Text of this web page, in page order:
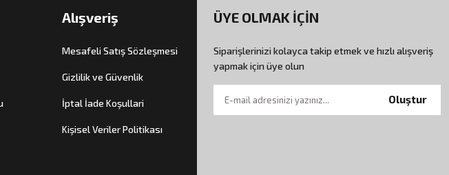
Alışveriş
Mesafeli Satış Sözleşmesi
Gizlilik ve Güvenlik
İptal İade Koşullari
Kişisel Veriler Politikası
ÜYE OLMAK İÇİN
Siparişlerinizi kolayca takip etmek ve hızlı alışveriş
yapmak için üye olun
Oluştur